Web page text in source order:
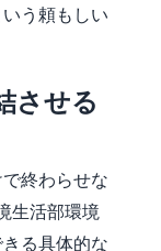
う頼もしい
させる
終わらせな
生活部環境
る具体的な